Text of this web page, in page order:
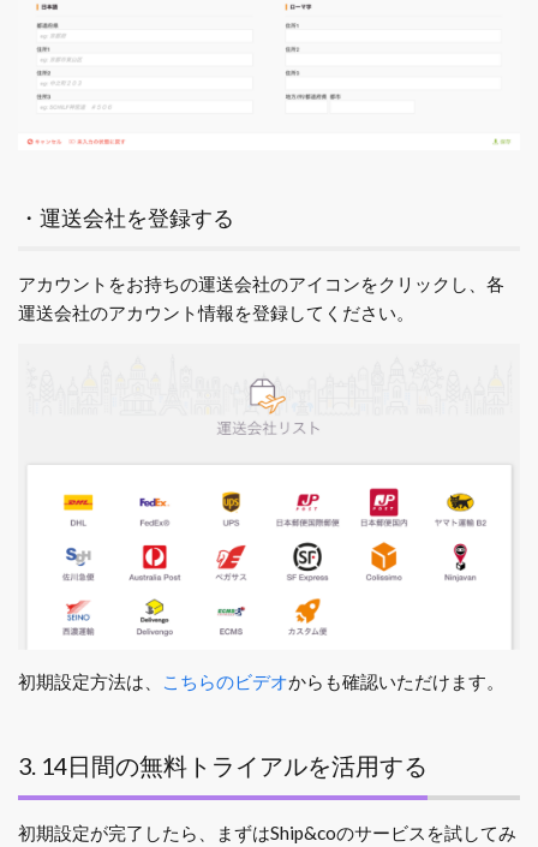
・運送会社を登録する
アカウントをお持ちの運送会社のアイコンをクリックし、各
運送会社のアカウント情報を登録してください。
初期設定方法は、 こちらのビデオからも確認いただけます。
3. 14日間の無料トライアルを活用する
初期設定が完了したら、まずはShip&coのサービスを試してみ